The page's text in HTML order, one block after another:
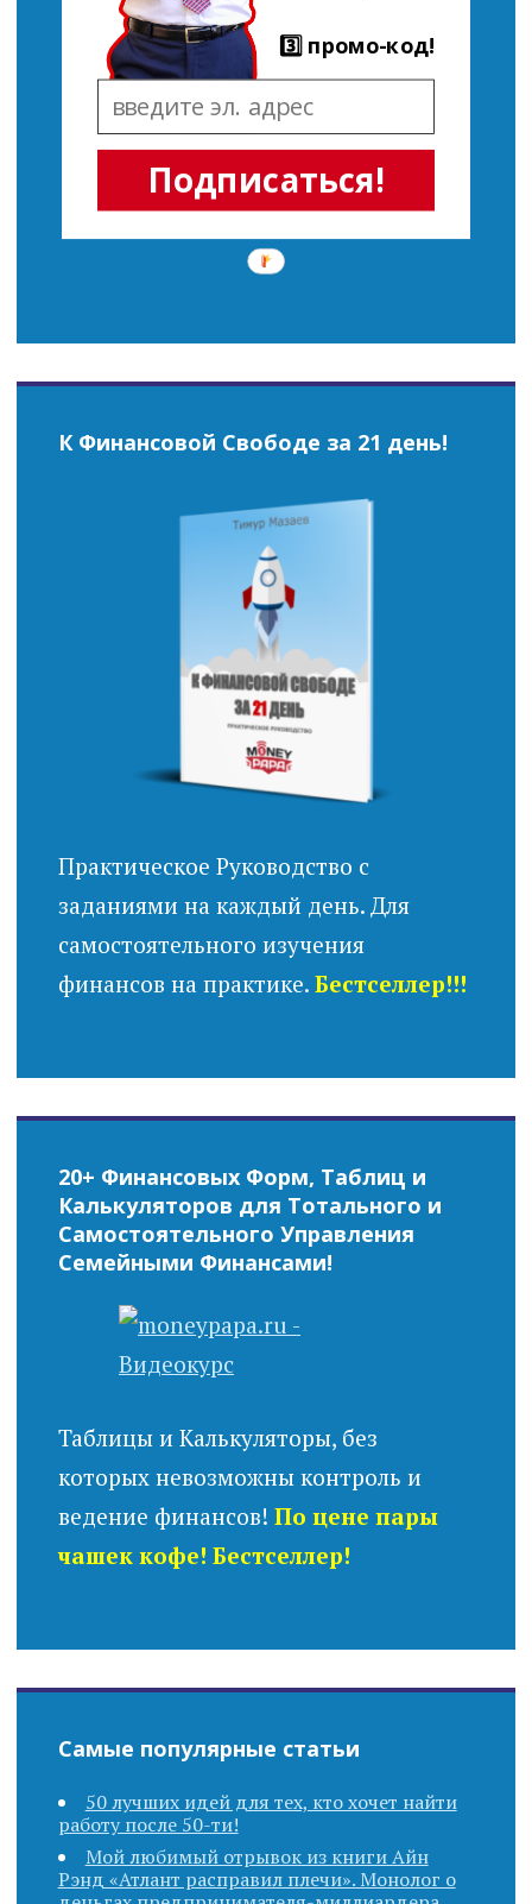
Подписаться!
3️⃣ промо-код!
К Финансовой Свободе за 21 день!
Практическое Руководство с
заданиями на каждый день. Для
самостоятельного изучения
финансов на практике. Бестселлер!!!
20+ Финансовых Форм, Таблиц и
Калькуляторов для Тотального и
Самостоятельного Управления
Семейными Финансами!
Таблицы и Калькуляторы, без
которых невозможны контроль и
ведение финансов! По цене пары
чашек кофе! Бестселлер!
Самые популярные статьи
50 лучших идей для тех, кто хочет найти
работу после 50-ти!
Мой любимый отрывок из книги Айн
Рэнд «Атлант расправил плечи». Монолог о